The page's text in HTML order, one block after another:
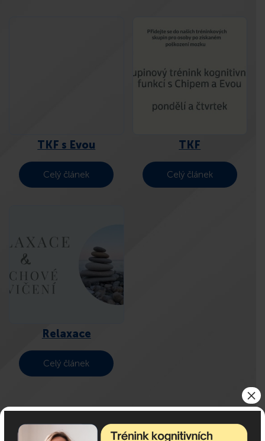
TKF s Evou
Celý článek
TKF
Celý článek
Relaxace
Celý článek
Previous 3 4 5 6
×